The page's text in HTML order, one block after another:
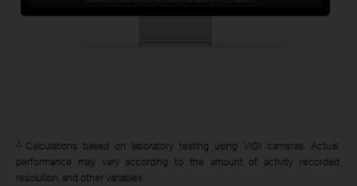
△ Calculations based on laboratory testing using VIGI cameras. Actual
performance may vary according to the amount of activity recorded,
resolution, and other variables.